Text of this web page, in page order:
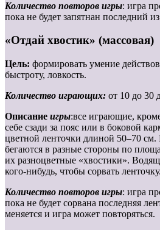
Количество повторов игры: игра
пока не будет запятнан последний
«Отдай хвостик» (массовая)
Цель: формировать умение
быстроту, ловкость.
Количество играющих: от 10 до 30
Описание игры:все играющие,
себе сзади за пояс или в боковой
цветной ленточки длиной 50–70 см.
бегаются в разные стороны по
их разноцветные «хвостики».
кого-нибудь, чтобы сорвать ленточку.
Количество повторов игры: игра
пока не будет сорвана последняя
меняется и игра может повторяться.